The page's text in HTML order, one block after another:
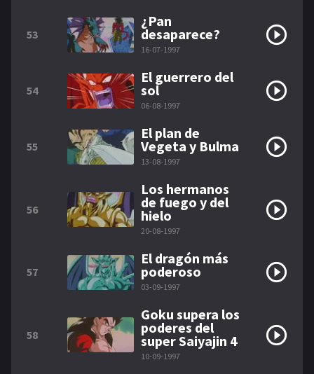
53
¿Pan
desaparece?
16-07-1997
54
El guerrero del
sol
06-08-1997
55
El plan de
Vegeta y Bulma
13-08-1997
56
Los hermanos
de fuego y del
hielo
20-08-1997
57
El dragón más
poderoso
03-09-1997
58
Goku supera los
poderes del
super Saiyajin 4
10-09-1997